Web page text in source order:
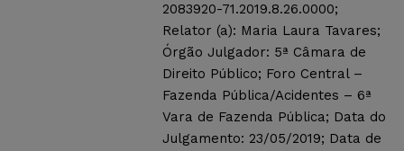
2083920-71.2019.8.26.0000;
Relator (a): Maria Laura Tavares;
Órgão Julgador: 5ª Câmara de
Direito Público; Foro Central –
Fazenda Pública/Acidentes – 6ª
Vara de Fazenda Pública; Data do
Julgamento: 23/05/2019; Data de